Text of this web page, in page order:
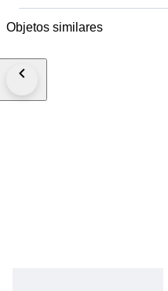
Objetos similares